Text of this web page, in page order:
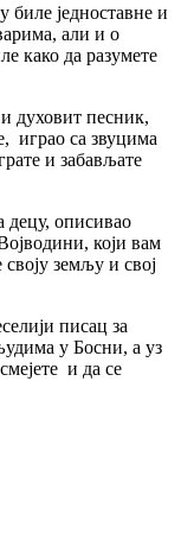
биле једноставне и
али и о
како да разумете
духовит песник,
играо са звуцима
и забављате
децу, описивао
који вам
земљу и свој
писац за
у Босни, а уз
и да се